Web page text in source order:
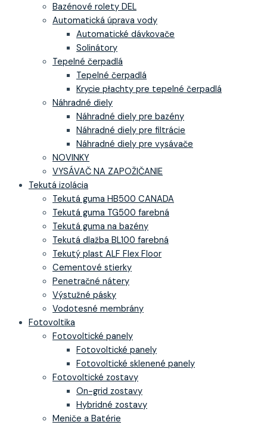
Bazénové rolety DEL
Automatická úprava vody
Automatické dávkovače
Solinátory
Tepelné čerpadlá
Tepelné čerpadlá
Krycie płachty pre tepelné čerpadlá
Náhradné diely
Náhradné diely pre bazény
Náhradné diely pre filtrácie
Náhradné diely pre vysávače
NOVINKY
VYSÁVAČ NA ZAPOŽIČANIE
Tekutá izolácia
Tekutá guma HB500 CANADA
Tekutá guma TG500 farebná
Tekutá guma na bazény
Tekutá dlažba BL100 farebná
Tekutý plast ALF Flex Floor
Cementové stierky
Penetračné nátery
Výstužné pásky
Vodotesné membrány
Fotovoltika
Fotovoltické panely
Fotovoltické panely
Fotovoltické sklenené panely
Fotovoltické zostavy
On-grid zostavy
Hybridné zostavy
Meniče a Batérie